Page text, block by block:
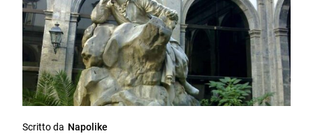
Scritto da Napolike